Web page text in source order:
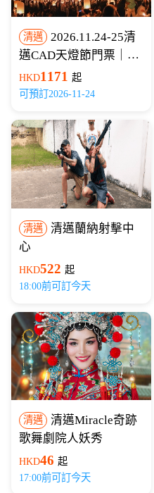
清邁
2026.11.24-25清
邁CAD天燈節門票｜含
萬人放飛+蘭納晚餐+全
車接送
HKD1171 起
可預訂2026-11-24
清邁
清邁蘭納射擊中
心
HKD522 起
18:00前可訂今天
清邁
清邁Miracle奇跡
歌舞劇院人妖秀
HKD46 起
17:00前可訂今天